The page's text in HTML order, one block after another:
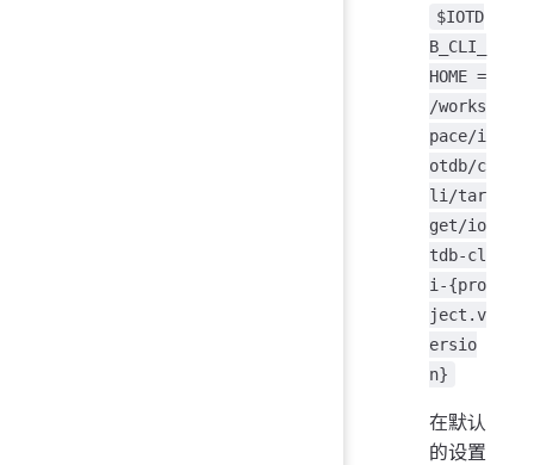
$IOTD
B_CLI_
HOME =
/works
pace/i
otdb/c
li/tar
get/io
tdb-cl
i-{pro
ject.v
ersio
n}
在默认
的设置